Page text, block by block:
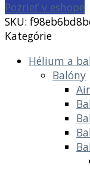
Pozrieť v eshope
SKU:
Kategórie
Hélium a
Balóny